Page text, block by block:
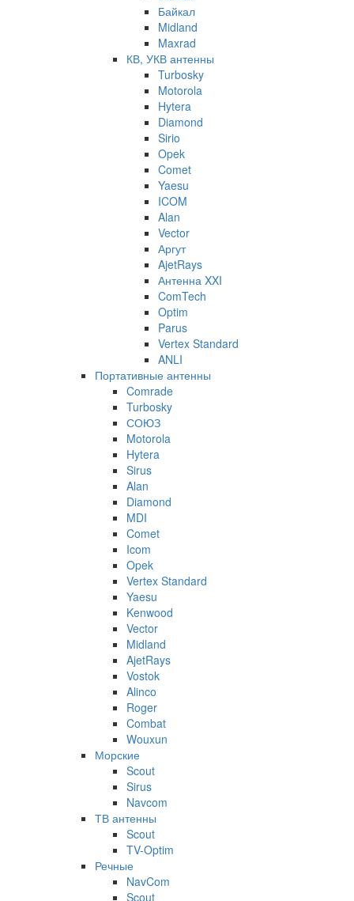
Байкал
Midland
Maxrad
КВ, УКВ антенны
Turbosky
Motorola
Hytera
Diamond
Sirio
Opek
Comet
Yaesu
ICOM
Alan
Vector
Аргут
AjetRays
Антенна XXI
ComTech
Optim
Parus
Vertex Standard
ANLI
Портативные антенны
Comrade
Turbosky
СОЮЗ
Motorola
Hytera
Sirus
Alan
Diamond
MDI
Comet
Icom
Opek
Vertex Standard
Yaesu
Kenwood
Vector
Midland
AjetRays
Vostok
Alinco
Roger
Combat
Wouxun
Морские
Scout
Sirus
Navcom
ТВ антенны
Scout
TV-Optim
Речные
NavCom
Scout